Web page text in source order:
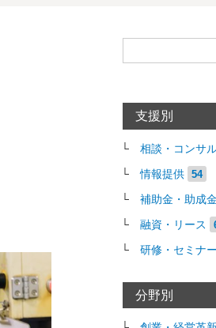
支援別
相談・コンサ
情報提供 54
補助金・助成金
融資・リース
研修・セミナー
分野別